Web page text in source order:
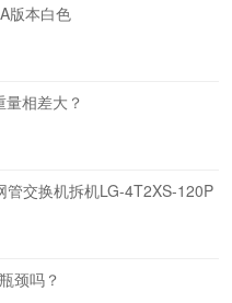
版本白色
相差大？
管交换机拆机LG-4T2XS-120P
颈吗？